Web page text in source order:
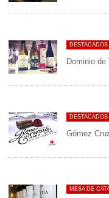
DESTACADOS
Dominio
DESTACADOS
Gómez
MESA DE